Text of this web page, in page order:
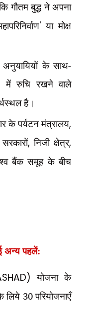
गौतम बुद्ध ने अपना
'या मोक्ष
अनुयायियों के साथ-
में रुचि रखने वाले
है।
के पर्यटन मंत्रालय,
,निजी क्षेत्र,
बैंक समूह के बीच
अन्य पहलें:
योजना के
लिये 30 परियोजनाएँ